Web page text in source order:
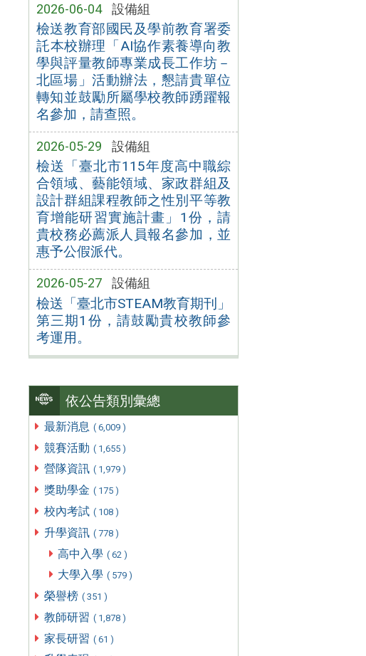
2026-06-04 設備組
檢送教育部國民及學前教育署委
託本校辦理「AI協作素養導向教
學與評量教師專業成長工作坊－
北區場」活動辦法，懇請貴單位
轉知並鼓勵所屬學校教師踴躍報
名參加，請查照。
2026-05-29 設備組
檢送「臺北市115年度高中職綜
合領域、藝能領域、家政群組及
設計群組課程教師之性別平等教
育增能研習實施計畫」1份，請
貴校務必薦派人員報名參加，並
惠予公假派代。
2026-05-27 設備組
檢送「臺北市STEAM教育期刊」
第三期1份，請鼓勵貴校教師參
考運用。
依公告類別彙總
最新消息 ( 6,009 )
競賽活動 ( 1,655 )
營隊資訊 ( 1,979 )
獎助學金 ( 175 )
校內考試 ( 108 )
升學資訊 ( 778 )
高中入學 ( 62 )
大學入學 ( 579 )
榮譽榜 ( 351 )
教師研習 ( 1,878 )
家長研習 ( 61 )